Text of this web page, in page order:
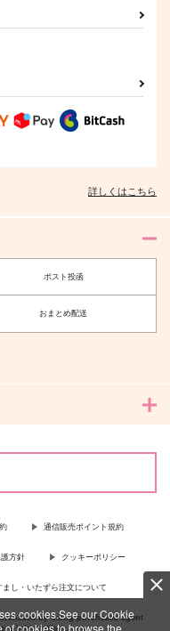
cookies.See our Cookie
of cookies to browse the
詳しくはこちら
ポスト投函
おまとめ配送
通信販売ポイント規約
方針 クッキーポリシー
まし・いたずら注文について
by using purchases agent
information …more